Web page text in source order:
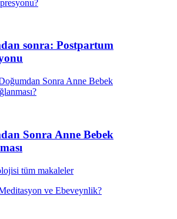
sonra: Postpartum
Sonra Anne Bebek
tüm makaleler